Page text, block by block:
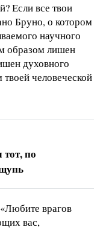
Если все твои
Бруно, о котором
научного
образом лишен
духовного
твоей человеческой
по
врагов
вас,